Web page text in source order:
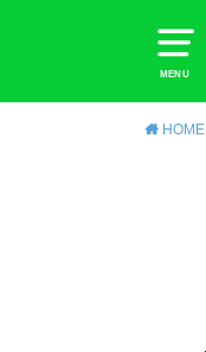
MENU
HOME